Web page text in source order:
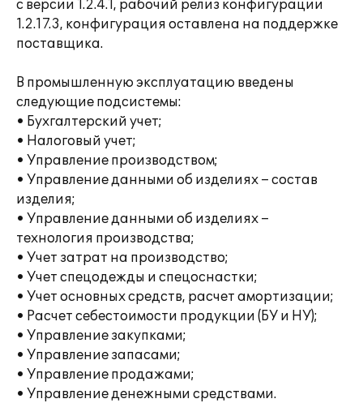
с версии 1.2.4.1, рабочий релиз конфигурации
1.2.17.3, конфигурация оставлена на поддержке
поставщика.
В промышленную эксплуатацию введены
следующие подсистемы:
• Бухгалтерский учет;
• Налоговый учет;
• Управление производством;
• Управление данными об изделиях – состав
изделия;
• Управление данными об изделиях –
технология производства;
• Учет затрат на производство;
• Учет спецодежды и спецоснастки;
• Учет основных средств, расчет амортизации;
• Расчет себестоимости продукции (БУ и НУ);
• Управление закупками;
• Управление запасами;
• Управление продажами;
• Управление денежными средствами.